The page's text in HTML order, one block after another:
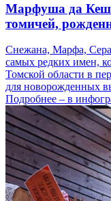
Марфуша да
томичей,
Снежана, Марфа,
самых редких имен,
Томской области в
для новорожденных
Подробнее – в